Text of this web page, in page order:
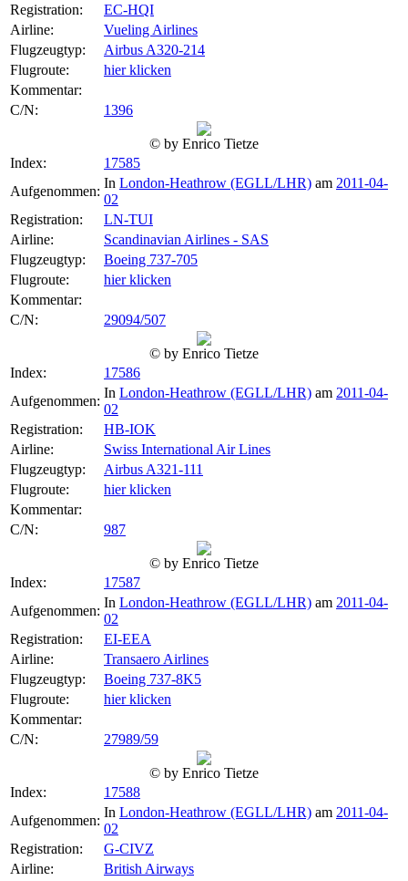
Registration:
EC-HQI
Airline:
Vueling Airlines
Flugzeugtyp:
Airbus A320-214
Flugroute:
hier klicken
Kommentar:
C/N:
1396
© by Enrico Tietze
Index:
17585
Aufgenommen:
In London-Heathrow (EGLL/LHR) am 2011-04-
02
Registration:
LN-TUI
Airline:
Scandinavian Airlines - SAS
Flugzeugtyp:
Boeing 737-705
Flugroute:
hier klicken
Kommentar:
C/N:
29094/507
© by Enrico Tietze
Index:
17586
Aufgenommen:
In London-Heathrow (EGLL/LHR) am 2011-04-
02
Registration:
HB-IOK
Airline:
Swiss International Air Lines
Flugzeugtyp:
Airbus A321-111
Flugroute:
hier klicken
Kommentar:
C/N:
987
© by Enrico Tietze
Index:
17587
Aufgenommen:
In London-Heathrow (EGLL/LHR) am 2011-04-
02
Registration:
EI-EEA
Airline:
Transaero Airlines
Flugzeugtyp:
Boeing 737-8K5
Flugroute:
hier klicken
Kommentar:
C/N:
27989/59
© by Enrico Tietze
Index:
17588
Aufgenommen:
In London-Heathrow (EGLL/LHR) am 2011-04-
02
Registration:
G-CIVZ
Airline:
British Airways